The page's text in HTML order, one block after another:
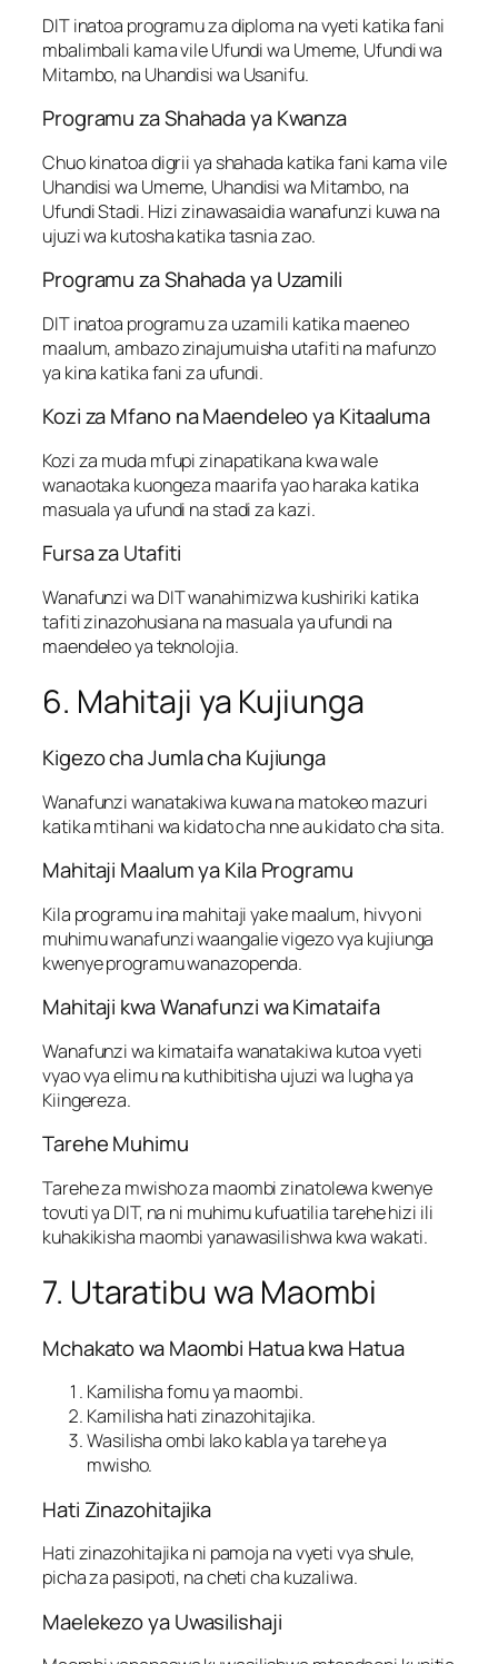
DIT inatoa programu za diploma na vyeti katika fani
mbalimbali kama vile Ufundi wa Umeme, Ufundi wa
Mitambo, na Uhandisi wa Usanifu.
Programu za Shahada ya Kwanza
Chuo kinatoa digrii ya shahada katika fani kama vile
Uhandisi wa Umeme, Uhandisi wa Mitambo, na
Ufundi Stadi. Hizi zinawasaidia wanafunzi kuwa na
ujuzi wa kutosha katika tasnia zao.
Programu za Shahada ya Uzamili
DIT inatoa programu za uzamili katika maeneo
maalum, ambazo zinajumuisha utafiti na mafunzo
ya kina katika fani za ufundi.
Kozi za Mfano na Maendeleo ya Kitaaluma
Kozi za muda mfupi zinapatikana kwa wale
wanaotaka kuongeza maarifa yao haraka katika
masuala ya ufundi na stadi za kazi.
Fursa za Utafiti
Wanafunzi wa DIT wanahimizwa kushiriki katika
tafiti zinazohusiana na masuala ya ufundi na
maendeleo ya teknolojia.
6. Mahitaji ya Kujiunga
Kigezo cha Jumla cha Kujiunga
Wanafunzi wanatakiwa kuwa na matokeo mazuri
katika mtihani wa kidato cha nne au kidato cha sita.
Mahitaji Maalum ya Kila Programu
Kila programu ina mahitaji yake maalum, hivyo ni
muhimu wanafunzi waangalie vigezo vya kujiunga
kwenye programu wanazopenda.
Mahitaji kwa Wanafunzi wa Kimataifa
Wanafunzi wa kimataifa wanatakiwa kutoa vyeti
vyao vya elimu na kuthibitisha ujuzi wa lugha ya
Kiingereza.
Tarehe Muhimu
Tarehe za mwisho za maombi zinatolewa kwenye
tovuti ya DIT, na ni muhimu kufuatilia tarehe hizi ili
kuhakikisha maombi yanawasilishwa kwa wakati.
7. Utaratibu wa Maombi
Mchakato wa Maombi Hatua kwa Hatua
Kamilisha fomu ya maombi.
Kamilisha hati zinazohitajika.
Wasilisha ombi lako kabla ya tarehe ya
mwisho.
Hati Zinazohitajika
Hati zinazohitajika ni pamoja na vyeti vya shule,
picha za pasipoti, na cheti cha kuzaliwa.
Maelekezo ya Uwasilishaji